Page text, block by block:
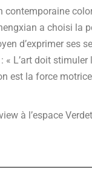
a choisi la
d’exprimer ses
« L’art doit stimuler
est la force
à l’espace